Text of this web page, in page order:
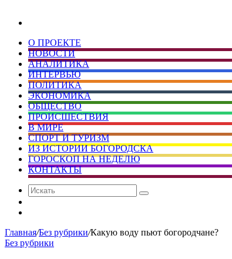
О ПРОЕКТЕ
НОВОСТИ
АНАЛИТИКА
ИНТЕРВЬЮ
ПОЛИТИКА
ЭКОНОМИКА
ОБЩЕСТВО
ПРОИСШЕСТВИЯ
В МИРЕ
СПОРТ И ТУРИЗМ
ИЗ ИСТОРИИ БОГОРОДСКА
ГОРОСКОП НА НЕДЕЛЮ
КОНТАКТЫ
Искать
Главная/Без рубрики/Какую воду пьют богородчане?
Без рубрики